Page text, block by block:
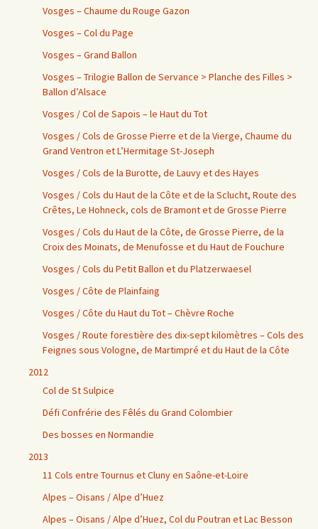
Vosges – Chaume du Rouge Gazon
Vosges – Col du Page
Vosges – Grand Ballon
Vosges – Trilogie Ballon de Servance > Planche des Filles >
Ballon d’Alsace
Vosges / Col de Sapois – le Haut du Tot
Vosges / Cols de Grosse Pierre et de la Vierge, Chaume du
Grand Ventron et L’Hermitage St-Joseph
Vosges / Cols de la Burotte, de Lauvy et des Hayes
Vosges / Cols du Haut de la Côte et de la Sclucht, Route des
Crêtes, Le Hohneck, cols de Bramont et de Grosse Pierre
Vosges / Cols du Haut de la Côte, de Grosse Pierre, de la
Croix des Moinats, de Menufosse et du Haut de Fouchure
Vosges / Cols du Petit Ballon et du Platzerwaesel
Vosges / Côte de Plainfaing
Vosges / Côte du Haut du Tot – Chèvre Roche
Vosges / Route forestière des dix-sept kilomètres – Cols des
Feignes sous Vologne, de Martimpré et du Haut de la Côte
2012
Col de St Sulpice
Défi Confrérie des Fêlés du Grand Colombier
Des bosses en Normandie
2013
11 Cols entre Tournus et Cluny en Saône-et-Loire
Alpes – Oisans / Alpe d’Huez
Alpes – Oisans / Alpe d’Huez, Col du Poutran et Lac Besson